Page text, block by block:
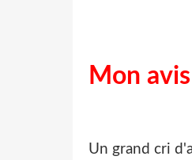
Mon
Un grand cri